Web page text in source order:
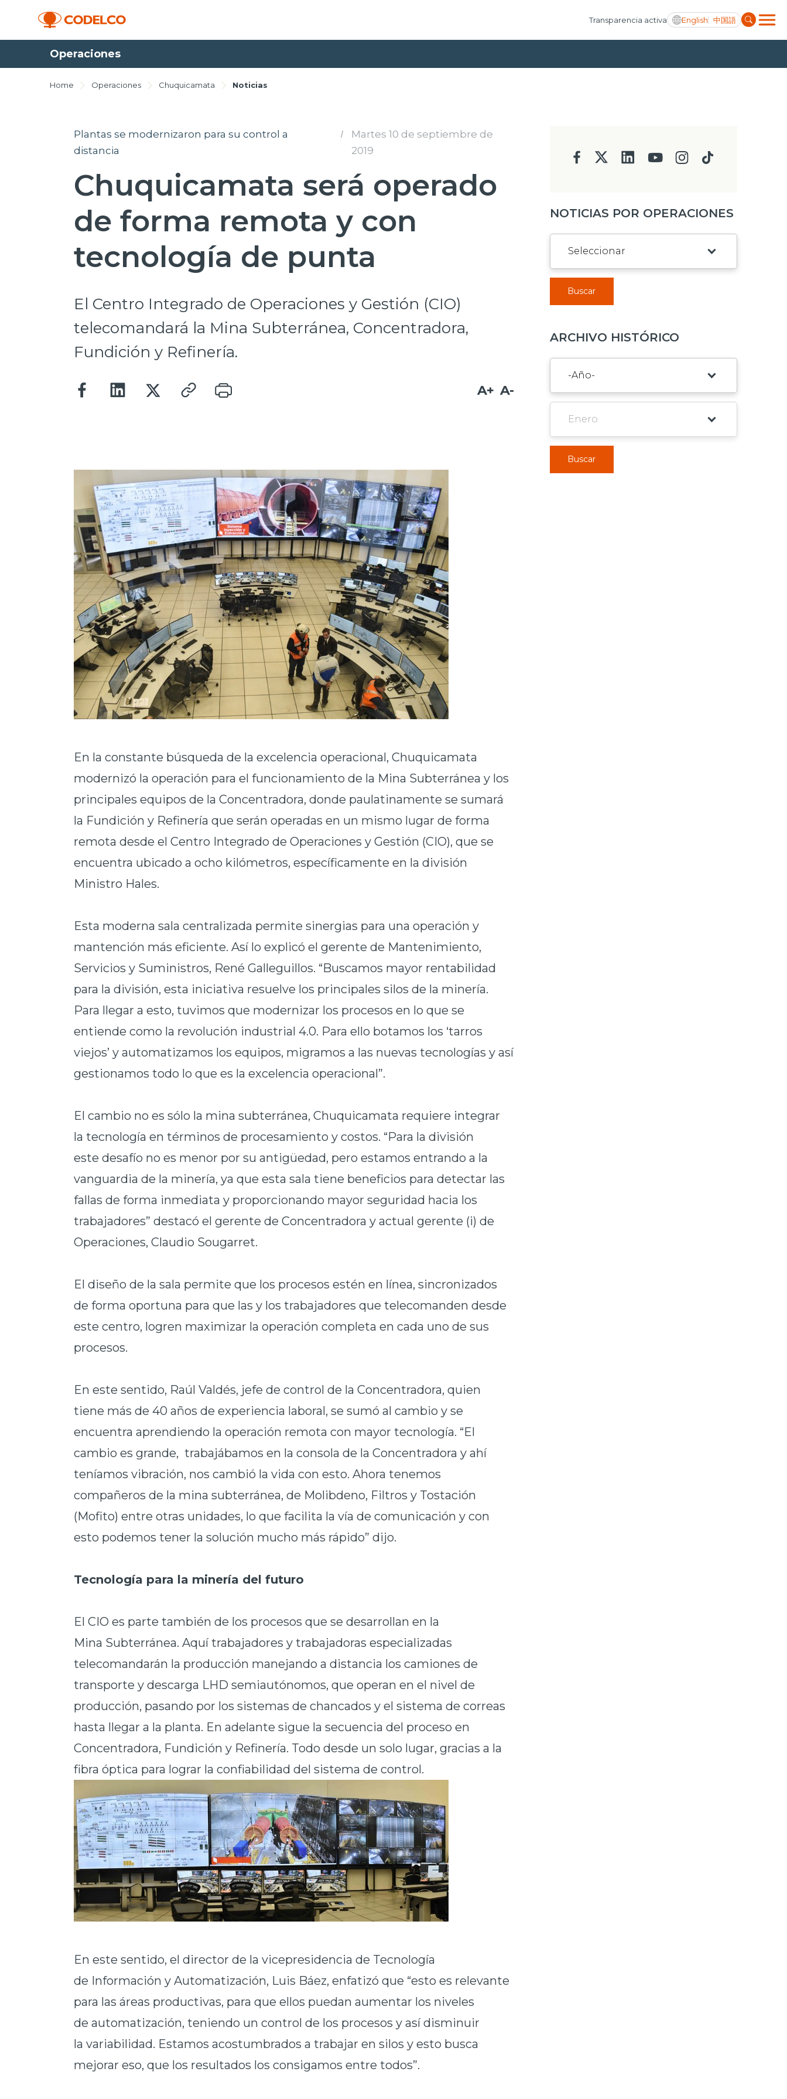
Transparencia activa English 中国語
Operaciones
Home Operaciones Chuquicamata Noticias
Plantas se modernizaron para su control a
distancia
I
Martes 10 de septiembre de
2019
Chuquicamata será operado
de forma remota y con
tecnología de punta
El Centro Integrado de Operaciones y Gestión (CIO)
telecomandará la Mina Subterránea, Concentradora,
Fundición y Refinería.
A+ A-
En la constante búsqueda de la excelencia operacional, Chuquicamata
modernizó la operación para el funcionamiento de la Mina Subterránea y los
principales equipos de la Concentradora, donde paulatinamente se sumará
la Fundición y Refinería que serán operadas en un mismo lugar de forma
remota desde el Centro Integrado de Operaciones y Gestión (CIO), que se
encuentra ubicado a ocho kilómetros, específicamente en la división
Ministro Hales.
Esta moderna sala centralizada permite sinergias para una operación y
mantención más eficiente. Así lo explicó el gerente de Mantenimiento,
Servicios y Suministros, René Galleguillos. “Buscamos mayor rentabilidad
para la división, esta iniciativa resuelve los principales silos de la minería.
Para llegar a esto, tuvimos que modernizar los procesos en lo que se
entiende como la revolución industrial 4.0. Para ello botamos los ‘tarros
viejos’ y automatizamos los equipos, migramos a las nuevas tecnologías y así
gestionamos todo lo que es la excelencia operacional”.
Elcambio no es sólo la mina subterránea, Chuquicamata requiere integrar
la tecnología en términos de procesamiento y costos. “Para la división
este desafío no es menor por su antigüedad, pero estamos entrando a la
vanguardia de la minería, ya que esta sala tiene beneficios para detectar las
fallas de forma inmediata y proporcionando mayor seguridad hacia los
trabajadores” destacó el gerente de Concentradora y actual gerente (i) de
Operaciones, Claudio Sougarret.
Eldiseño de la sala permite que los procesos estén en línea, sincronizados
de forma oportuna para que las y los trabajadores que telecomanden desde
este centro, logren maximizar la operación completa en cada uno de sus
procesos.
En este sentido, Raúl Valdés, jefe de control de la Concentradora, quien
tiene más de 40 años de experiencia laboral, se sumó al cambio y se
encuentra aprendiendo la operación remota con mayor tecnología. “El
cambio es grande, trabajábamos en la consola de la Concentradora y ahí
teníamos vibración, nos cambió la vida con esto. Ahora tenemos
compañeros de la mina subterránea, de Molibdeno, Filtros y Tostación
(Mofito) entre otras unidades, lo que facilita la vía de comunicación y con
esto podemos tener la solución mucho más rápido” dijo.
Tecnología para la minería del futuro
El CIO es parte también de los procesos que se desarrollan en la
Mina Subterránea. Aquí trabajadores y trabajadoras especializadas
telecomandarán la producción manejando a distancia los camiones de
transporte y descarga LHD semiautónomos, que operan en el nivel de
producción, pasando por los sistemas de chancados y el sistema de correas
hasta llegar a la planta. En adelante sigue la secuencia del proceso en
Concentradora, Fundición y Refinería. Todo desde un solo lugar, gracias a la
fibra óptica para lograr la confiabilidad del sistema de control.
En este sentido, el director de la vicepresidencia de Tecnología
de Información y Automatización, Luis Báez, enfatizó que “esto es relevante
para las áreas productivas, para que ellos puedan aumentar los niveles
de automatización, teniendo un control de los procesos y así disminuir
la variabilidad. Estamos acostumbrados a trabajar en silos y esto busca
mejorar eso, que los resultados los consigamos entre todos”.
NOTICIAS POR OPERACIONES
Buscar
ARCHIVO HISTÓRICO
Buscar